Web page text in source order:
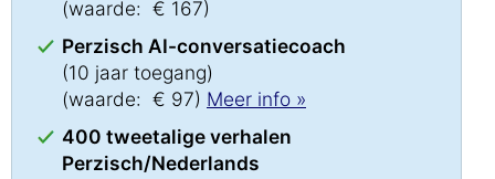
(waarde: € 167)
Perzisch AI-conversatiecoach
(10 jaar toegang)
(waarde: € 97) Meer info »
400 tweetalige verhalen
Perzisch/Nederlands